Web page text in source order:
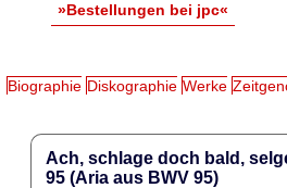
»Bestellungen bei jpc«
Biographie Diskographie Werke
Ach, schlage doch bald,
95 (Aria aus BWV 95)